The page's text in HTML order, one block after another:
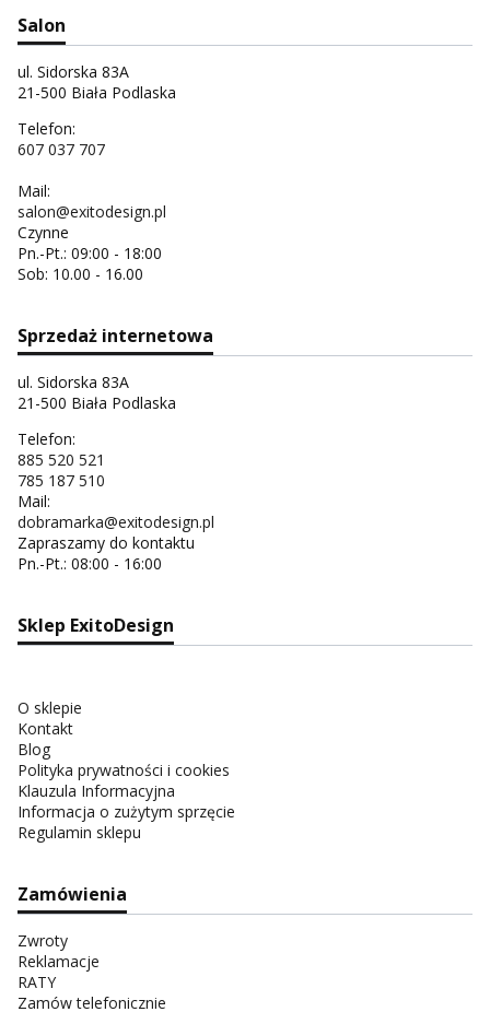
Salon
ul. Sidorska 83A
21-500 Biała Podlaska
Telefon:
607 037 707
Mail:
salon@exitodesign.pl
Czynne
Pn.-Pt.: 09:00 - 18:00
Sob: 10.00 - 16.00
Sprzedaż internetowa
ul. Sidorska 83A
21-500 Biała Podlaska
Telefon:
885 520 521
785 187 510
Mail:
dobramarka@exitodesign.pl
Zapraszamy do kontaktu
Pn.-Pt.: 08:00 - 16:00
Sklep ExitoDesign
O sklepie
Kontakt
Blog
Polityka prywatności i cookies
Klauzula Informacyjna
Informacja o zużytym sprzęcie
Regulamin sklepu
Zamówienia
Zwroty
Reklamacje
RATY
Zamów telefonicznie